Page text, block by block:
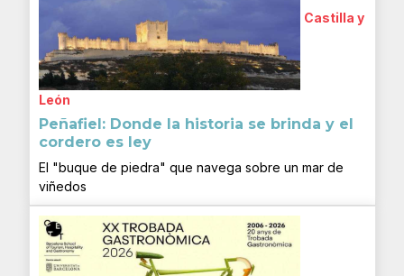
Castilla y
León
Peñafiel: Donde la historia se brinda y el
cordero es ley
El "buque de piedra" que navega sobre un mar de
viñedos